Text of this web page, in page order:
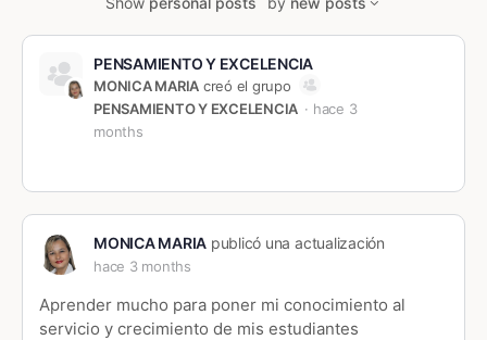
PENSAMIENTO Y EXCELENCIA
MONICA MARIA creó el grupo
PENSAMIENTO Y EXCELENCIA
hace 3
months
MONICA MARIA publicó una actualización
hace 3 months
Aprender mucho para poner mi conocimiento al
servicio y crecimiento de mis estudiantes